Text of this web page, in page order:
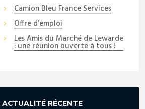
Camion Bleu France Services
Offre d’emploi
Les Amis du Marché de Lewarde
: une réunion ouverte à tous !
ACTUALITÉ RÉCENTE